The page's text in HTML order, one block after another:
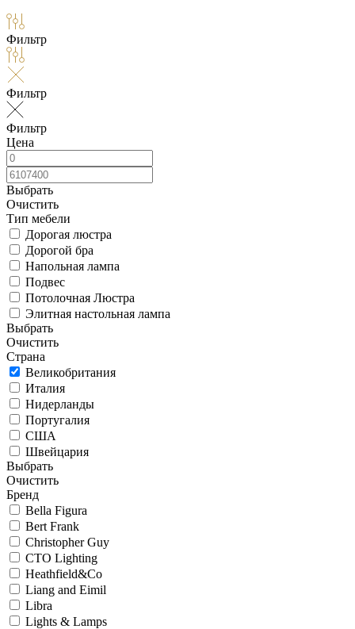
Фильтр
Фильтр
Фильтр
Цена
Выбрать
Очистить
Тип мебели
Дорогая люстра
Дорогой бра
Напольная лампа
Подвес
Потолочная Люстра
Элитная настольная лампа
Выбрать
Очистить
Страна
Великобритания
Италия
Нидерланды
Португалия
США
Швейцария
Выбрать
Очистить
Бренд
Bella Figura
Bert Frank
Christopher Guy
CTO Lighting
Heathfield&Co
Liang and Eimil
Libra
Lights & Lamps